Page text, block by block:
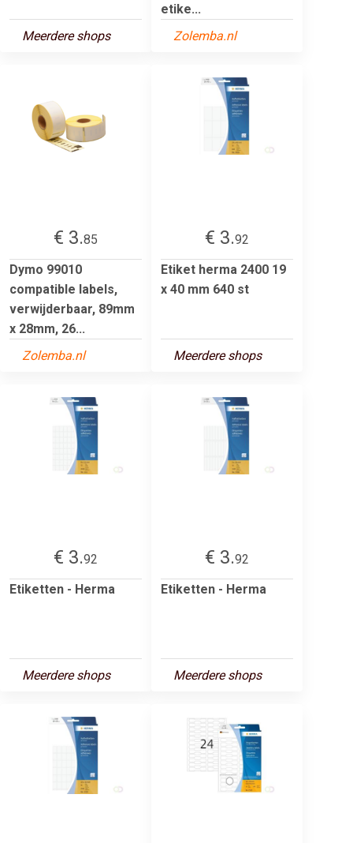
Meerdere shops
etike...
Zolemba.nl
€ 3.85
Dymo 99010
compatible labels,
verwijderbaar, 89mm
x 28mm, 26...
Zolemba.nl
€ 3.92
Etiket herma 2400 19
x 40 mm 640 st
Meerdere shops
€ 3.92
Etiketten - Herma
Meerdere shops
€ 3.92
Etiketten - Herma
Meerdere shops